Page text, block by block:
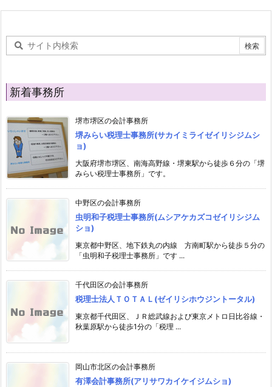
新着事務所
堺市堺区の会計事務所
堺みらい税理士事務所(サカイミライゼイリシジムシ
ョ)
大阪府堺市堺区、南海高野線・堺東駅から徒歩６分の「堺
みらい税理士事務所」です。
中野区の会計事務所
虫明和子税理士事務所(ムシアケカズコゼイリシジム
ショ)
東京都中野区、地下鉄丸の内線 方南町駅から徒歩５分の
「虫明和子税理士事務所」です ...
千代田区の会計事務所
税理士法人ＴＯＴＡＬ(ゼイリシホウジントータル)
東京都千代田区、ＪＲ総武線および東京メトロ日比谷線・
秋葉原駅から徒歩1分の「税理 ...
岡山市北区の会計事務所
有澤会計事務所(アリサワカイケイジムショ)